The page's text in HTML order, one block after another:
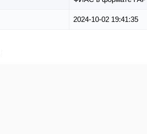
2024-10-02 19:41:35